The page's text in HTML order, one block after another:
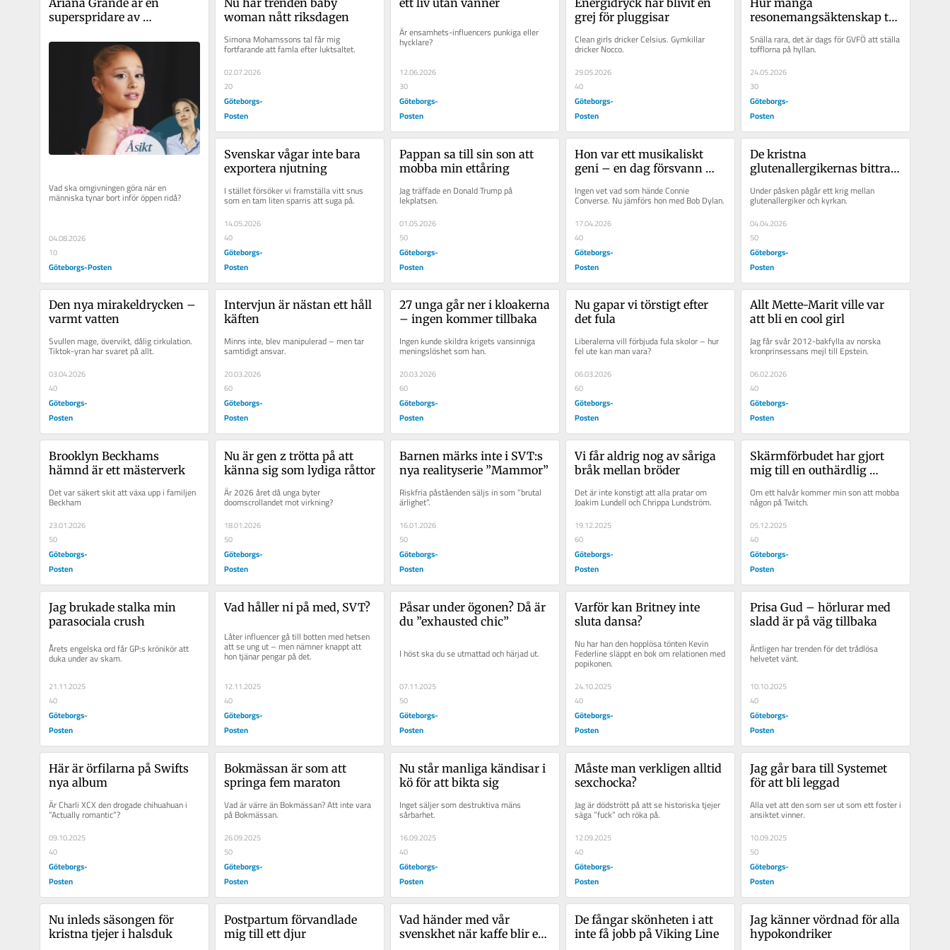
superspridare av
Vad ska omgivningen göra när en
människa tynar bort inför öppen ridå?
04.08.2026
10
Göteborgs-Posten
woman nått riksdagen
Simona Mohamssons tal får mig
fortfarande att famla efter luktsaltet.
02.07.2026
20
Göteborgs-
Posten
Är ensamhets-influencers punkiga eller
hycklare?
12.06.2026
30
Göteborgs-
Posten
grej för pluggisar
Clean girls dricker Celsius. Gymkillar
dricker Nocco.
29.05.2026
40
Göteborgs-
Posten
resonemangsäktenskap tål
Snälla rara, det är dags för GVFÖ att ställa
tofflorna på hyllan.
24.05.2026
30
Göteborgs-
Posten
Svenskar vågar inte bara
exportera njutning
I stället försöker vi framställa vitt snus
som en tam liten sparris att suga på.
14.05.2026
40
Göteborgs-
Posten
Pappan sa till sin son att
mobba min ettåring
Jag träffade en Donald Trump på
lekplatsen.
01.05.2026
50
Göteborgs-
Posten
Hon var ett musikaliskt
geni – en dag försvann
Ingen vet vad som hände Connie
Converse. Nu jämförs hon med Bob Dylan.
17.04.2026
40
Göteborgs-
Posten
De kristna
glutenallergikernas bittra
Under påsken pågår ett krig mellan
glutenallergiker och kyrkan.
04.04.2026
50
Göteborgs-
Posten
Den nya mirakeldrycken –
varmt vatten
Svullen mage, övervikt, dålig cirkulation.
Tiktok-yran har svaret på allt.
03.04.2026
40
Göteborgs-
Posten
Intervjun är nästan ett håll
käften
Minns inte, blev manipulerad – men tar
samtidigt ansvar.
20.03.2026
60
Göteborgs-
Posten
27 unga går ner i kloakerna
– ingen kommer tillbaka
Ingen kunde skildra krigets vansinniga
meningslöshet som han.
20.03.2026
60
Göteborgs-
Posten
Nu gapar vi törstigt efter
det fula
Liberalerna vill förbjuda fula skolor – hur
fel ute kan man vara?
06.03.2026
60
Göteborgs-
Posten
Allt Mette-Marit ville var
att bli en cool girl
Jag får svår 2012-bakfylla av norska
kronprinsessans mejl till Epstein.
06.02.2026
40
Göteborgs-
Posten
Brooklyn Beckhams
hämnd är ett mästerverk
Det var säkert skit att växa upp i familjen
Beckham
23.01.2026
50
Göteborgs-
Posten
Nu är gen z trötta på att
känna sig som lydiga råttor
Är 2026 året då unga byter
doomscrollandet mot virkning?
18.01.2026
50
Göteborgs-
Posten
Barnen märks inte i SVT:s
nya realityserie ”Mammor”
Riskfria påståenden säljs in som ”brutal
ärlighet”.
16.01.2026
50
Göteborgs-
Posten
Vi får aldrig nog av såriga
bråk mellan bröder
Det är inte konstigt att alla pratar om
Joakim Lundell och Chrippa Lundström.
19.12.2025
60
Göteborgs-
Posten
Skärmförbudet har gjort
mig till en outhärdlig
Om ett halvår kommer min son att mobba
någon på Twitch.
05.12.2025
40
Göteborgs-
Posten
Jag brukade stalka min
parasociala crush
Årets engelska ord får GP:s krönikör att
duka under av skam.
21.11.2025
40
Göteborgs-
Posten
Vad håller ni på med, SVT?
Låter influencer gå till botten med hetsen
att se ung ut – men nämner knappt att
hon tjänar pengar på det.
12.11.2025
40
Göteborgs-
Posten
Påsar under ögonen? Då är
du ”exhausted chic”
I höst ska du se utmattad och härjad ut.
07.11.2025
50
Göteborgs-
Posten
Varför kan Britney inte
sluta dansa?
Nu har han den hopplösa tönten Kevin
Federline släppt en bok om relationen med
popikonen.
24.10.2025
40
Göteborgs-
Posten
Prisa Gud – hörlurar med
sladd är på väg tillbaka
Äntligen har trenden för det trådlösa
helvetet vänt.
10.10.2025
40
Göteborgs-
Posten
Här är örfilarna på Swifts
nya album
Är Charli XCX den drogade chihuahuan i
”Actually romantic”?
09.10.2025
40
Göteborgs-
Posten
Bokmässan är som att
springa fem maraton
Vad är värre än Bokmässan? Att inte vara
på Bokmässan.
26.09.2025
50
Göteborgs-
Posten
Nu står manliga kändisar i
kö för att bikta sig
Inget säljer som destruktiva mäns
sårbarhet.
16.09.2025
40
Göteborgs-
Posten
Måste man verkligen alltid
sexchocka?
Jag är dödstrött på att se historiska tjejer
säga ”fuck” och röka på.
12.09.2025
40
Göteborgs-
Posten
Jag går bara till Systemet
för att bli leggad
Alla vet att den som ser ut som ett foster i
ansiktet vinner.
10.09.2025
50
Göteborgs-
Posten
Nu inleds säsongen för
kristna tjejer i halsduk
Postpartum förvandlade
mig till ett djur
Vad händer med vår
svenskhet när kaffe blir en
De fångar skönheten i att
inte få jobb på Viking Line
Jag känner vördnad för alla
hypokondriker